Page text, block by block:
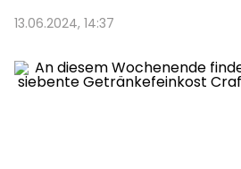
13.06.2024, 14:37